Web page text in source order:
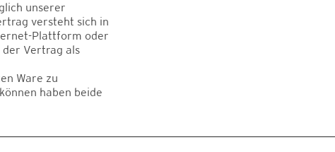
unserer
versteht sich in
Plattform oder
der Vertrag als
Ware zu
haben beide